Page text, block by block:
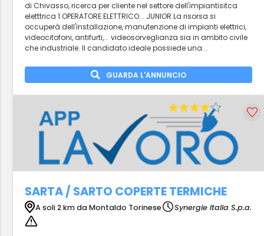
di Chivasso, ricerca per cliente nel settore dell'impiantisitca
eletttrica 1 OPERATORE ELETTRICO... JUNIOR La risorsa si
occuperà dell'installazione, manutenzione di impianti elettrici,
videocitofoni, antifurti,... videosorveglianza sia in ambito civile
che industriale. Il candidato ideale possiede una...
GUARDA L'ANNUNCIO
SARTA / SARTO COPERTE TERMICHE
A soli 2 km da Montaldo Torinese Synergie Italia S.p.a.